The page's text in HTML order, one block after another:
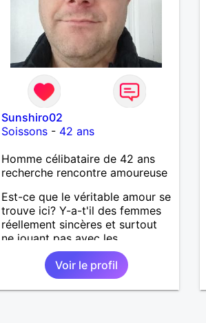
Sunshiro02
Soissons- 42 ans
Homme célibataire de 42 ans
recherche rencontre amoureuse
Est-ce que le véritable amour se
trouve ici? Y-a-t'il des femmes
réellement sincères et surtout
ne jouant pas avec les
sentiments des hommes? Etant
un homme protecteur et
bienveillant, je veux continuer
d'y croire et pouvoir enfin
Voir le profil